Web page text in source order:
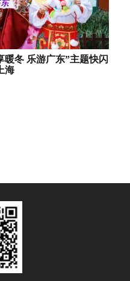
暖冬 乐游广东”主题快闪
海